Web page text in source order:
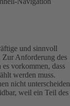
und sinnvoll
Zur Anforderung des
vorkommen, dass
werden muss.
nicht
weil ein Teil des